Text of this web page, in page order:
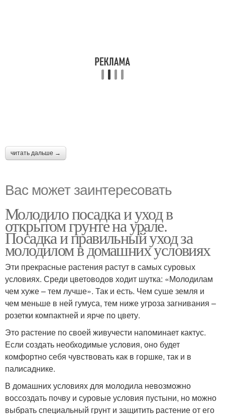
читать дальше →
Вас может заинтересовать
Молодило посадка и уход в
открытом грунте на урале.
Посадка и правильный уход за
молодилом в домашних условиях
Эти прекрасные растения растут в самых суровых
условиях. Среди цветоводов ходит шутка: «Молодилам
чем хуже – тем лучше». Так и есть. Чем суше земля и
чем меньше в ней гумуса, тем ниже угроза загнивания –
розетки компактней и ярче по цвету.
Это растение по своей живучести напоминает кактус.
Если создать необходимые условия, оно будет
комфортно себя чувствовать как в горшке, так и в
палисаднике.
В домашних условиях для молодила невозможно
воссоздать почву и суровые условия пустыни, но можно
выбрать специальный грунт и защитить растение от его